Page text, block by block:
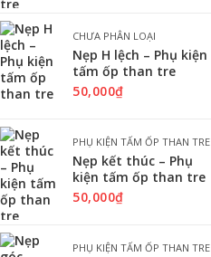
CHƯA PHÂN LOẠI
Nẹp H lệch – Phụ kiện
tấm ốp than tre
50,000₫
PHỤ KIỆN TẤM ỐP THAN TRE
Nẹp kết thúc – Phụ
kiện tấm ốp than tre
50,000₫
PHỤ KIỆN TẤM ỐP THAN TRE